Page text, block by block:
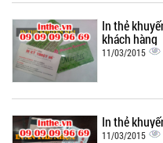
In thẻ
khách hàng
11/03/2015
In thẻ
11/03/2015